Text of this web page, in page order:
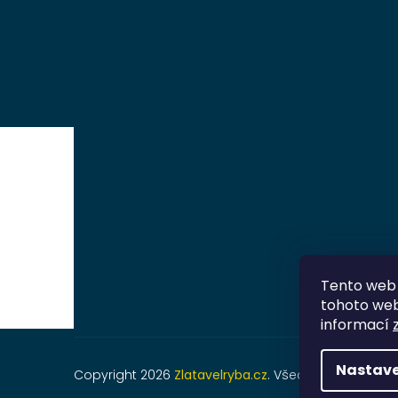
Tento
tohoto
informací
Copyright 2026 Zlatavelryba.cz. Všechna práva